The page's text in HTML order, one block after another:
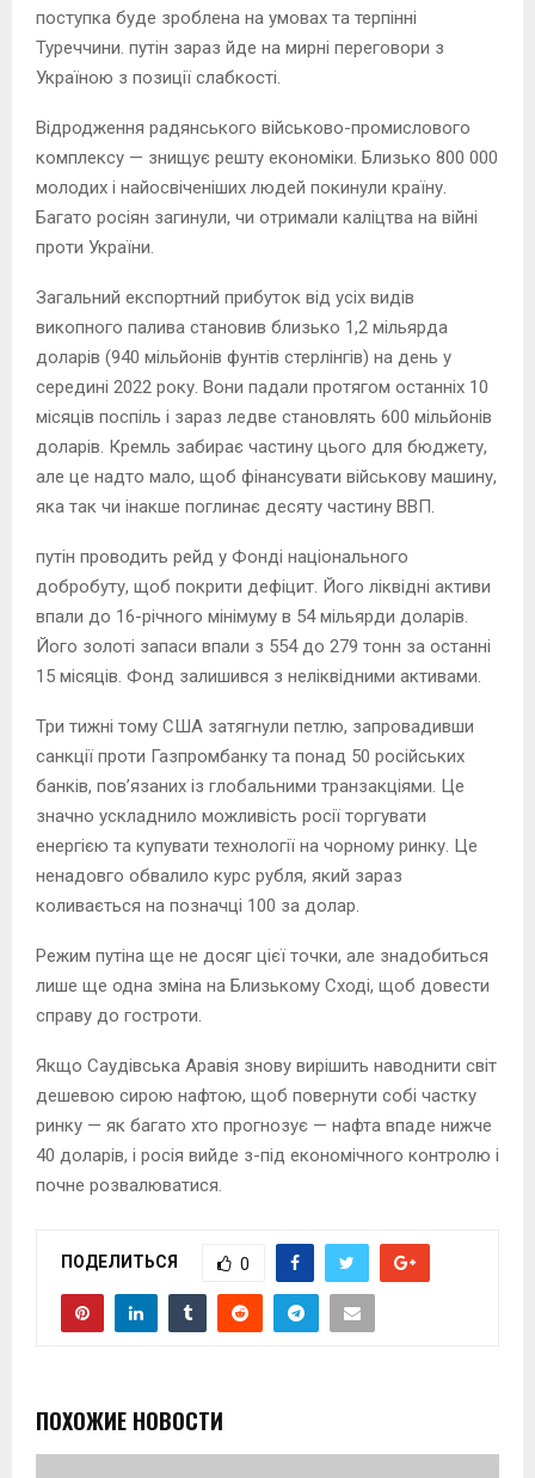
поступка буде зроблена на умовах та терпінні
Туреччини. путін зараз йде на мирні переговори з
Україною з позиції слабкості.
Відродження радянського військово-промислового
комплексу — знищує решту економіки. Близько 800 000
молодих і найосвіченіших людей покинули країну.
Багато росіян загинули, чи отримали каліцтва на війні
проти України.
Загальний експортний прибуток від усіх видів
викопного палива становив близько 1,2 мільярда
доларів (940 мільйонів фунтів стерлінгів) на день у
середині 2022 року. Вони падали протягом останніх 10
місяців поспіль і зараз ледве становлять 600 мільйонів
доларів. Кремль забирає частину цього для бюджету,
але це надто мало, щоб фінансувати військову машину,
яка так чи інакше поглинає десяту частину ВВП.
путін проводить рейд у Фонді національного
добробуту, щоб покрити дефіцит. Його ліквідні активи
впали до 16-річного мінімуму в 54 мільярди доларів.
Його золоті запаси впали з 554 до 279 тонн за останні
15 місяців. Фонд залишився з неліквідними активами.
Три тижні тому США затягнули петлю, запровадивши
санкції проти Газпромбанку та понад 50 російських
банків, пов’язаних із глобальними транзакціями. Це
значно ускладнило можливість росії торгувати
енергією та купувати технології на чорному ринку. Це
ненадовго обвалило курс рубля, який зараз
коливається на позначці 100 за долар.
Режим путіна ще не досяг цієї точки, але знадобиться
лише ще одна зміна на Близькому Сході, щоб довести
справу до гостроти.
Якщо Саудівська Аравія знову вирішить наводнити світ
дешевою сирою нафтою, щоб повернути собі частку
ринку — як багато хто прогнозує — нафта впаде нижче
40 доларів, і росія вийде з-під економічного контролю і
почне розвалюватися.
ПОДЕЛИТЬСЯ 0
ПОХОЖИЕ НОВОСТИ